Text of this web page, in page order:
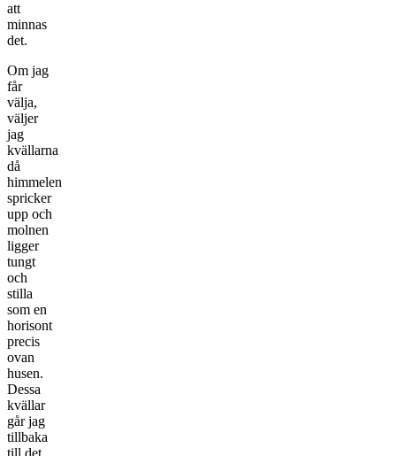
att
minnas
det.
Om jag
får
välja,
väljer
jag
kvällarna
då
himmelen
spricker
upp och
molnen
ligger
tungt
och
stilla
som en
horisont
precis
ovan
husen.
Dessa
kvällar
går jag
tillbaka
till det